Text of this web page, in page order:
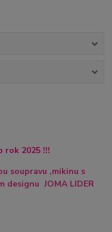
rok 2025 !!!
soupravu ,mikinu s
designu JOMA LIDER